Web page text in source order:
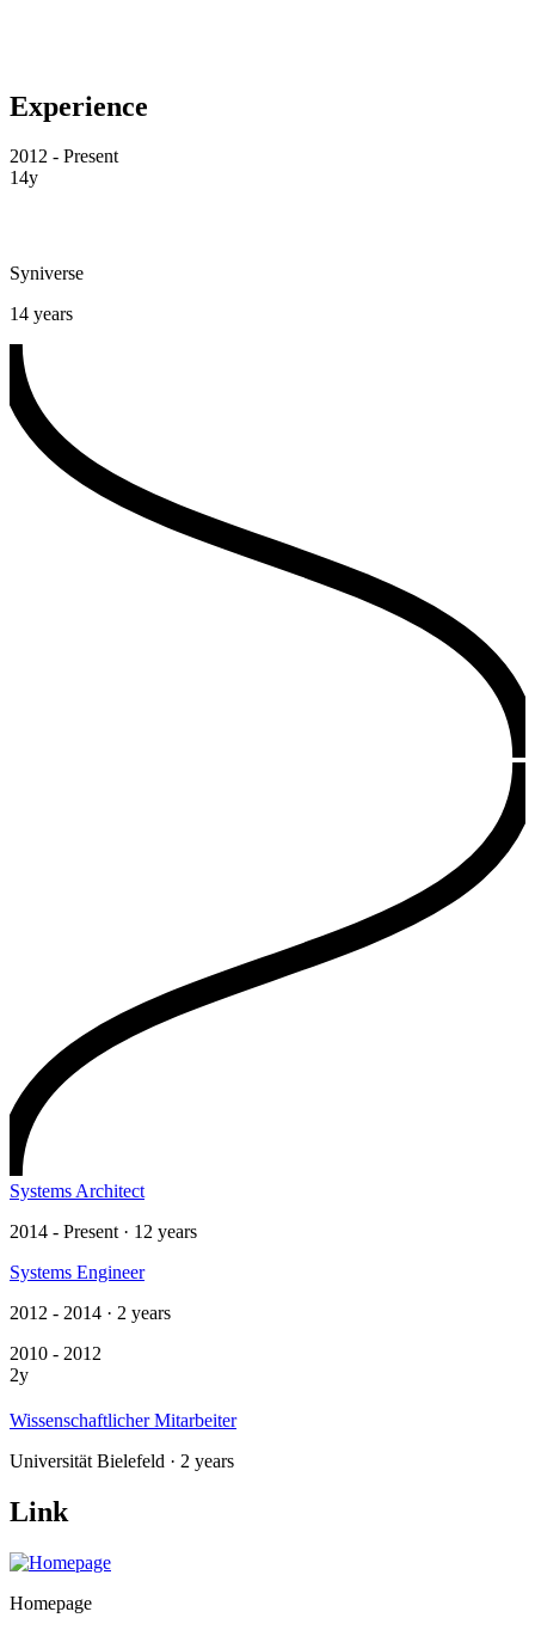
Experience
2012 - Present
14y
Syniverse
14 years
Systems Architect
2014 - Present · 12 years
Systems Engineer
2012 - 2014 · 2 years
2010 - 2012
2y
Wissenschaftlicher Mitarbeiter
Universität Bielefeld · 2 years
Link
Homepage